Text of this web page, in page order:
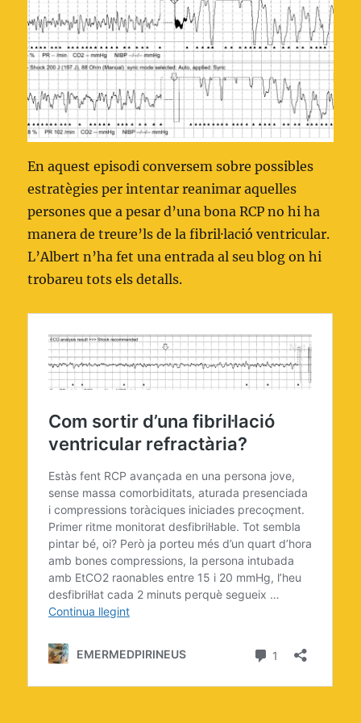
En aquest episodi conversem sobre possibles
estratègies per intentar reanimar aquelles
persones que a pesar d’una bona RCP no hi ha
manera de treure’ls de la fibril·lació ventricular.
L’Albert n’ha fet una entrada al seu blog on hi
trobareu tots els detalls.